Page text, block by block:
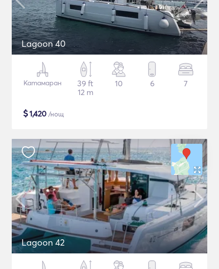
Lagoon 40
Катамаран
39 ft
12 m
10 6 7
$1,420 /нощ
Lagoon 42